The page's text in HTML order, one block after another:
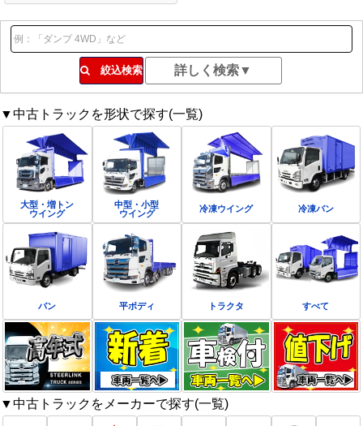
絞込検索
▼中古トラックを形状で探す(一覧)
大型・増トン
ウイング
中型・小型
ウイング
冷凍ウイング 冷凍バン
バン 平ボディ トラクタ すべて
▼中古トラックをメーカーで探す(一覧)